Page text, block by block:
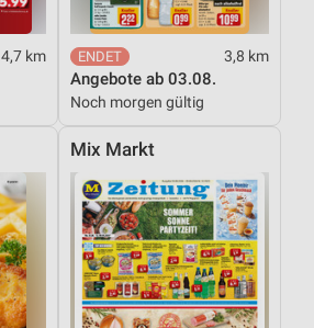
4,7 km 3,8 km
Angebote ab 03.08.
Noch morgen gültig
Mix Markt